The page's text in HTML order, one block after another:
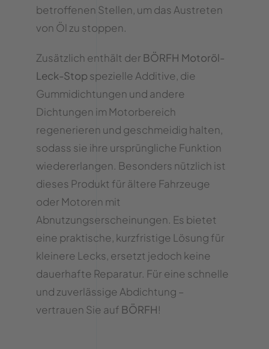
betroffenen Stellen, um das Austreten
von Öl zu stoppen.
Zusätzlich enthält der BÖRFH Motoröl-
Leck-Stop spezielle Additive, die
Gummidichtungen und andere
Dichtungen im Motorbereich
regenerieren und geschmeidig halten,
sodass sie ihre ursprüngliche Funktion
wiedererlangen. Besonders nützlich ist
dieses Produkt für ältere Fahrzeuge
oder Motoren mit
Abnutzungserscheinungen. Es bietet
eine praktische, kurzfristige Lösung für
kleinere Lecks, ersetzt jedoch keine
dauerhafte Reparatur. Für eine schnelle
und zuverlässige Abdichtung –
vertrauen Sie auf BÖRFH!